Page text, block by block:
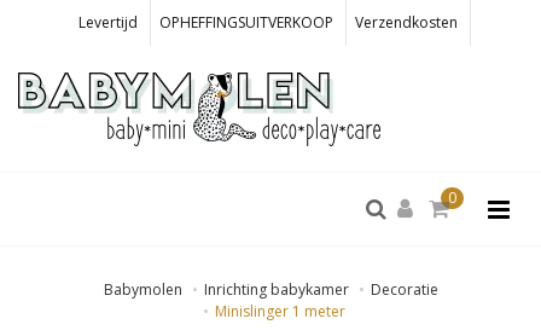
Levertijd OPHEFFINGSUITVERKOOP Verzendkosten
0
Babymolen Inrichting babykamer
Decoratie
Minislinger 1 meter